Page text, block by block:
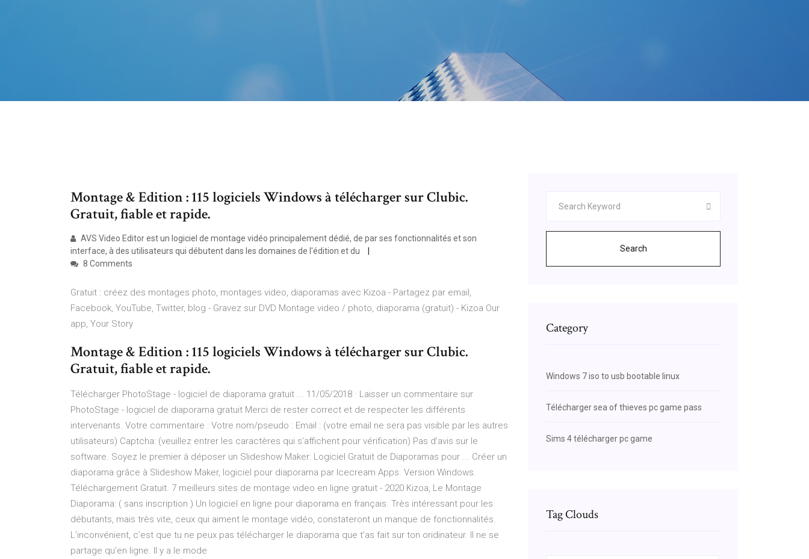
Montage & Edition : 115 logiciels Windows à télécharger sur Clubic.
Gratuit, fiable et rapide.
AVS Video Editor est un logiciel de montage vidéo principalement dédié, de par ses fonctionnalités et son
interface, à des utilisateurs qui débutent dans les domaines de l'édition et du
8 Comments
Gratuit : créez des montages photo, montages video, diaporamas avec Kizoa - Partagez par email,
Facebook, YouTube, Twitter, blog - Gravez sur DVD Montage video / photo, diaporama (gratuit) - Kizoa Our
app, Your Story
Montage & Edition : 115 logiciels Windows à télécharger sur Clubic.
Gratuit, fiable et rapide.
Télécharger PhotoStage - logiciel de diaporama gratuit ... 11/05/2018 · Laisser un commentaire sur
PhotoStage - logiciel de diaporama gratuit Merci de rester correct et de respecter les différents
intervenants. Votre commentaire : Votre nom/pseudo : Email : (votre email ne sera pas visible par les autres
utilisateurs) Captcha: (veuillez entrer les caractères qui s’affichent pour vérification) Pas d’avis sur le
software. Soyez le premier à déposer un Slideshow Maker: Logiciel Gratuit de Diaporamas pour ... Créer un
diaporama grâce à Slideshow Maker, logiciel pour diaporama par Icecream Apps. Version Windows.
Téléchargement Gratuit. 7 meilleurs sites de montage video en ligne gratuit - 2020 Kizoa, Le Montage
Diaporama: ( sans inscription ) Un logiciel en ligne pour diaporama en français. Très intéressant pour les
débutants, mais très vite, ceux qui aiment le montage vidéo, constateront un manque de fonctionnalités.
L’inconvénient, c’est que tu ne peux pas télécharger le diaporama que t’as fait sur ton oridinateur. Il ne se
partage qu’en ligne. Il y a le mode
Search
Category
Windows 7 iso to usb bootable linux
Télécharger sea of thieves pc game pass
Sims 4 télécharger pc game
Tag Clouds